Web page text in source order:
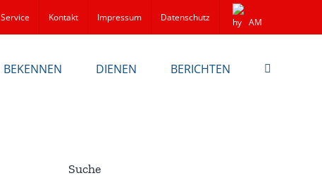
Service Kontakt Impressum Datenschutz AM
BEKENNEN DIENEN BERICHTEN
Suche